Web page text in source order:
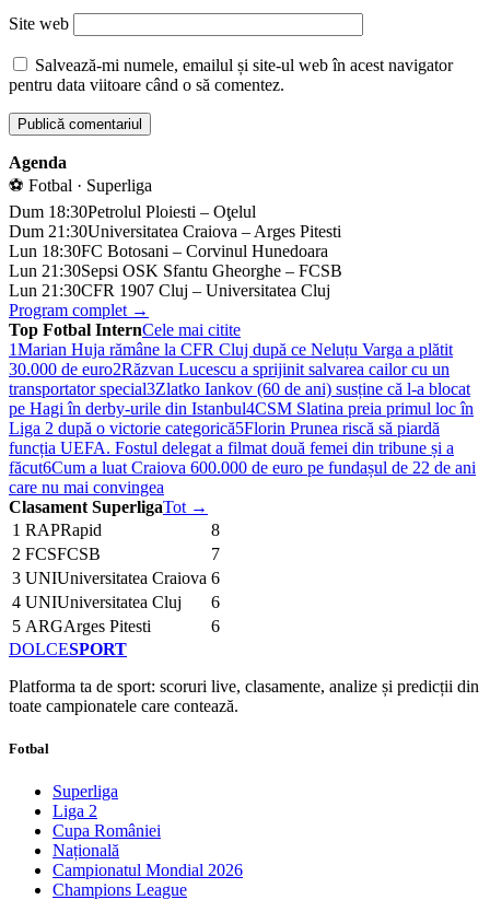
Site web
Salvează-mi numele, emailul și site-ul web în acest navigator
pentru data viitoare când o să comentez.
Agenda
⚽ Fotbal · Superliga
Dum 18:30Petrolul Ploiesti – Oţelul
Dum 21:30Universitatea Craiova – Arges Pitesti
Lun 18:30FC Botosani – Corvinul Hunedoara
Lun 21:30Sepsi OSK Sfantu Gheorghe – FCSB
Lun 21:30CFR 1907 Cluj – Universitatea Cluj
Program complet →
Top Fotbal InternCele mai citite
1Marian Huja rămâne la CFR Cluj după ce Neluțu Varga a plătit
30.000 de euro2Răzvan Lucescu a sprijinit salvarea cailor cu un
transportator special3Zlatko Iankov (60 de ani) susține că l-a blocat
pe Hagi în derby-urile din Istanbul4CSM Slatina preia primul loc în
Liga 2 după o victorie categorică5Florin Prunea riscă să piardă
funcția UEFA. Fostul delegat a filmat două femei din tribune și a
făcut6Cum a luat Craiova 600.000 de euro pe fundașul de 22 de ani
care nu mai convingea
Clasament SuperligaTot →
1 RAPRapid
8
2 FCSFCSB
7
3 UNIUniversitatea Craiova 6
4 UNIUniversitatea Cluj
6
5 ARGArges Pitesti
6
DOLCESPORT
Platforma ta de sport: scoruri live, clasamente, analize și predicții din
toate campionatele care contează.
Fotbal
Superliga
Liga 2
Cupa României
Națională
Campionatul Mondial 2026
Champions League